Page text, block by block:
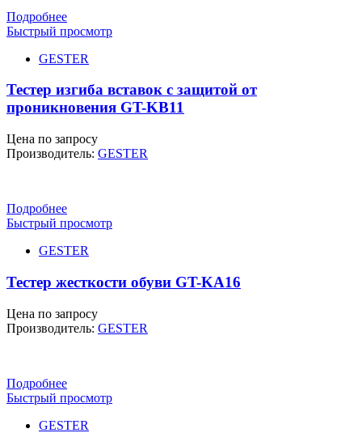
Подробнее
Быстрый просмотр
GESTER
Тестер изгиба вставок с защитой от
проникновения GT-KB11
Цена по запросу
Производитель: GESTER
Подробнее
Быстрый просмотр
GESTER
Тестер жесткости обуви GT-KA16
Цена по запросу
Производитель: GESTER
Подробнее
Быстрый просмотр
GESTER